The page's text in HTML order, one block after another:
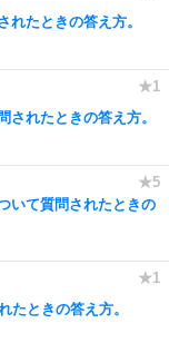
れたときの答え方。
されたときの答え方。
いて質問されたときの
たときの答え方。